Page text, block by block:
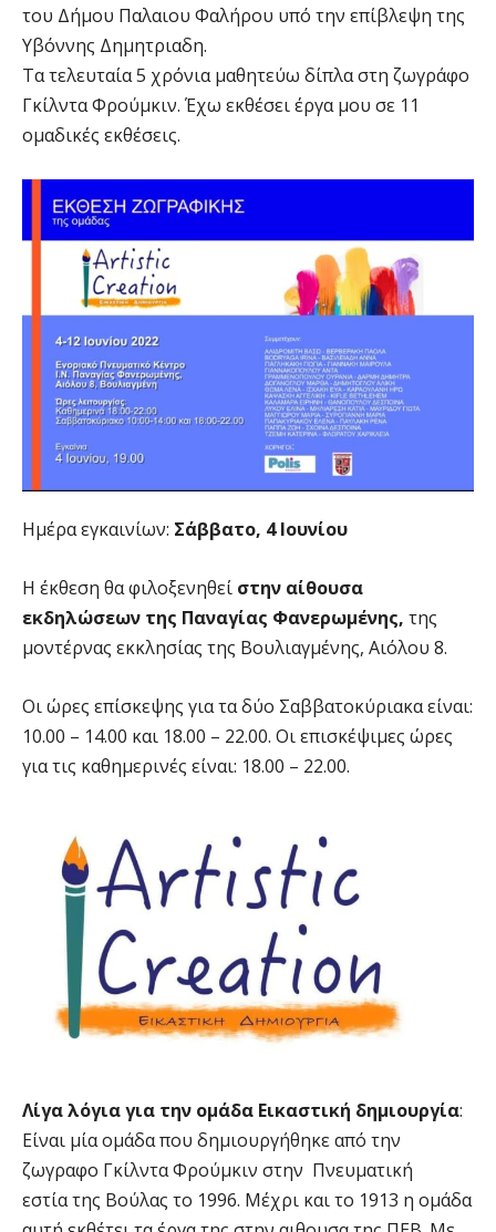
του Δήμου Παλαιου Φαλήρου υπό την επίβλεψη της
Υβόννης Δημητριαδη.
Τα τελευταία 5 χρόνια μαθητεύω δίπλα στη ζωγράφο
Γκίλντα Φρούμκιν. Έχω εκθέσει έργα μου σε 11
ομαδικές εκθέσεις.
Ημέρα εγκαινίων: Σάββατο, 4 Ιουνίου
Η έκθεση θα φιλοξενηθεί στην αίθουσα
εκδηλώσεων της Παναγίας Φανερωμένης, της
μοντέρνας εκκλησίας της Βουλιαγμένης, Αιόλου 8.
Οι ώρες επίσκεψης για τα δύο Σαββατοκύριακα είναι:
10.00 – 14.00 και 18.00 – 22.00. Οι επισκέψιμες ώρες
για τις καθημερινές είναι: 18.00 – 22.00.
Λίγα λόγια για την ομάδα Εικαστική δημιουργία:
Είναι μία ομάδα που δημιουργήθηκε από την
ζωγραφο Γκίλντα Φρούμκιν στην Πνευματική
εστία της Βούλας το 1996. Μέχρι και το 1913 η ομάδα